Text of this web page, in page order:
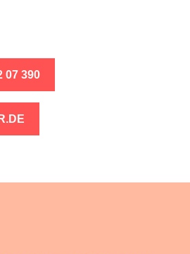
07 390